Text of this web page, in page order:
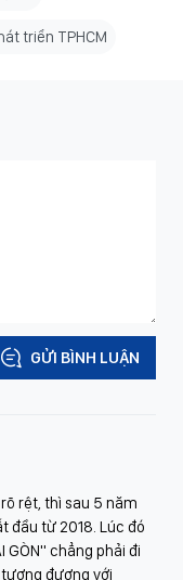
triển TPHCM
GỬI BÌNH LUẬN
rệt, thì sau 5 năm
đầu từ 2018. Lúc đó
GÒN" chẳng phải đi
đương với